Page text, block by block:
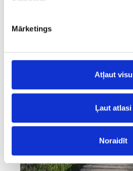
Mārketings
Atļaut visu
Ļaut atlasi
Noraidīt